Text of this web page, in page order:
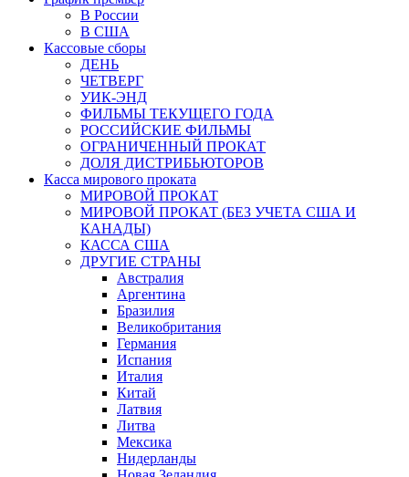
В России
В США
Кассовые сборы
ДЕНЬ
ЧЕТВЕРГ
УИК-ЭНД
ФИЛЬМЫ ТЕКУЩЕГО ГОДА
РОССИЙСКИЕ ФИЛЬМЫ
ОГРАНИЧЕННЫЙ ПРОКАТ
ДОЛЯ ДИСТРИБЬЮТОРОВ
Касса мирового проката
МИРОВОЙ ПРОКАТ
МИРОВОЙ ПРОКАТ (БЕЗ УЧЕТА США И
КАНАДЫ)
КАССА США
ДРУГИЕ СТРАНЫ
Австралия
Аргентина
Бразилия
Великобритания
Германия
Испания
Италия
Китай
Латвия
Литва
Мексика
Нидерланды